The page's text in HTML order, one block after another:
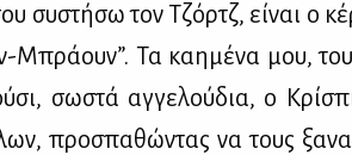
συ­στή­σω τον Τζόρτζ, εί­ναι ο
Μπρά­ουν”. Τα καη­μέ­να μου,
σω­στά αγ­γε­λού­δια, ο
προ­σπα­θώ­ντας να τους